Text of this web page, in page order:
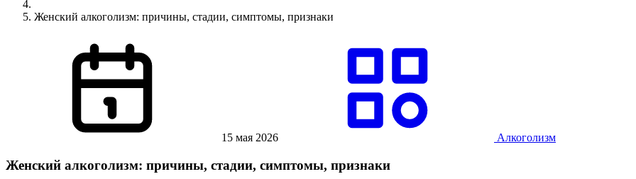
Женский алкоголизм: причины, стадии, симптомы, признаки
15 мая 2026 Алкоголизм
Женский алкоголизм: причины, стадии, симптомы, признаки